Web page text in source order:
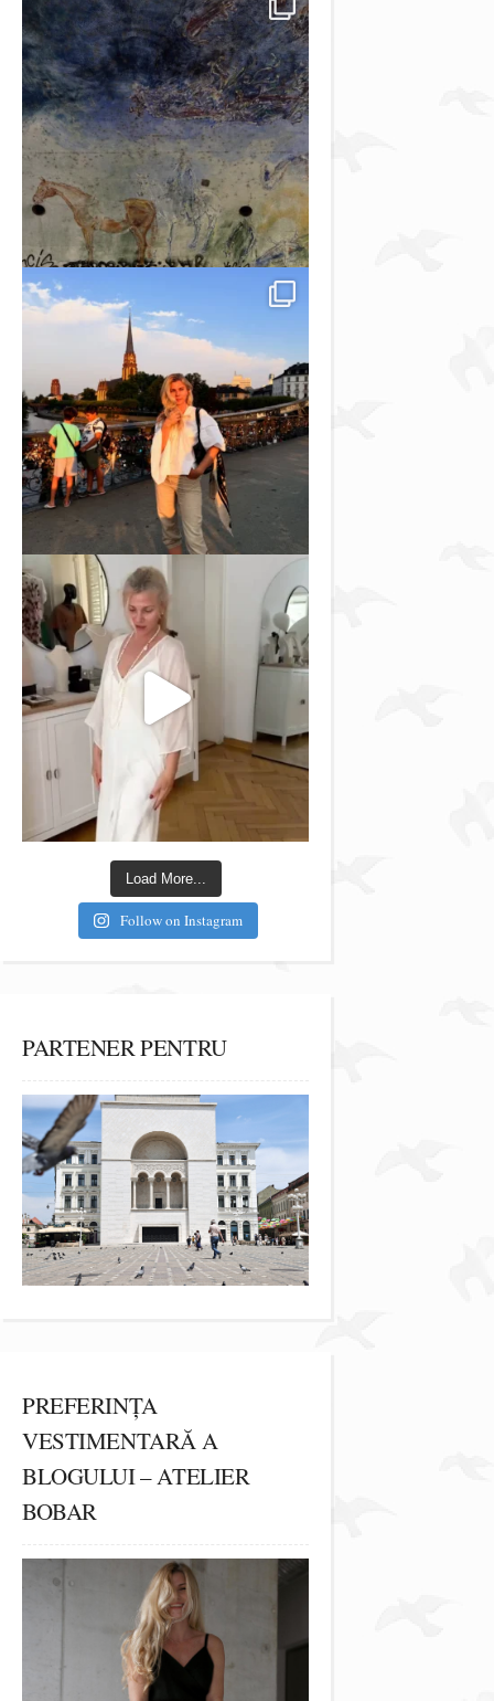
Load More...
Follow on Instagram
PARTENER PENTRU
PREFERINȚA
VESTIMENTARĂ A
BLOGULUI – ATELIER
BOBAR